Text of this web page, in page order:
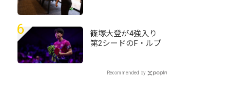
話
6
篠塚大登が4強入り
第2シードのF・ルブ
横浜2026＞
Recommended by